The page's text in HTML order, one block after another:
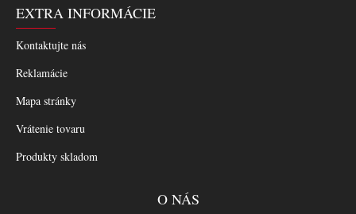
EXTRA INFORMÁCIE
Kontaktujte nás
Reklamácie
Mapa stránky
Vrátenie tovaru
Produkty skladom
O NÁS